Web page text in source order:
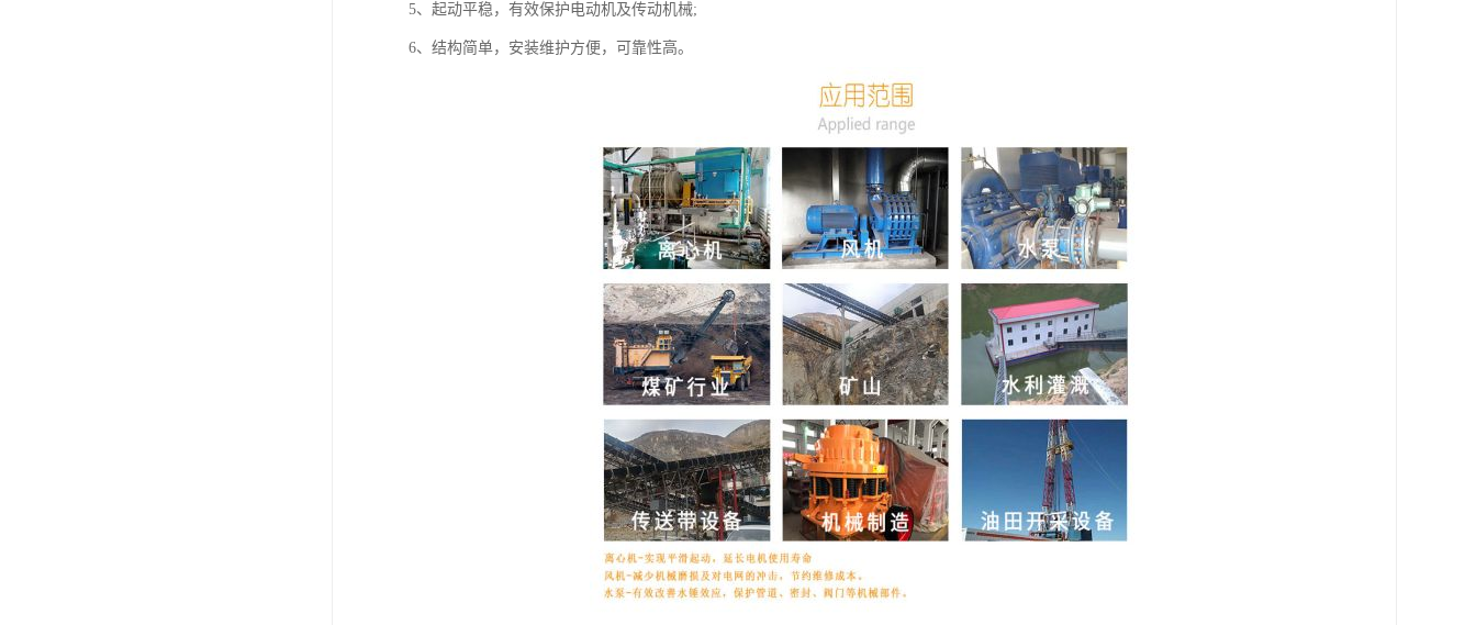
5、起动平稳，有效保护电动机及传动机械;
6、结构简单，安装维护方便，可靠性高。